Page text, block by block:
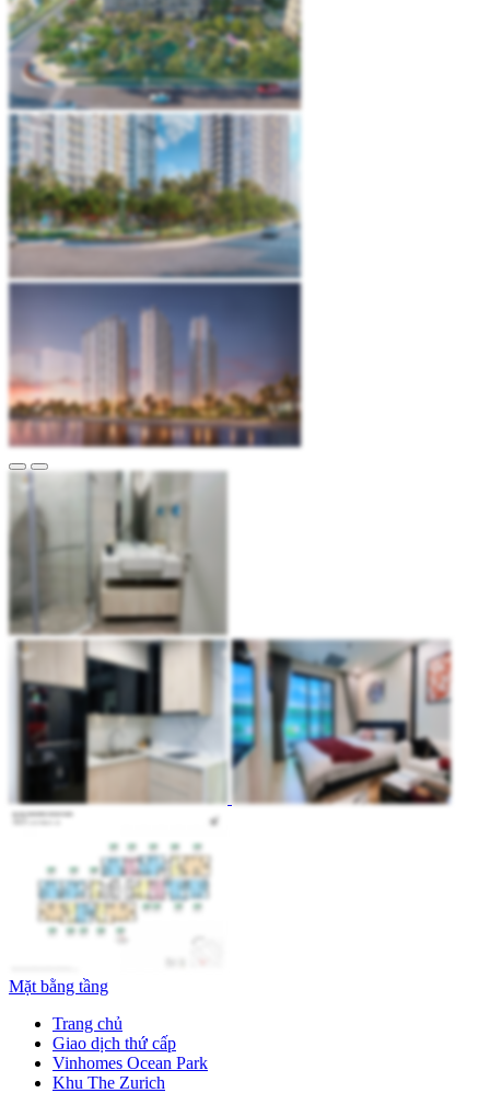
Mặt bằng tầng
Trang chủ
Giao dịch thứ cấp
Vinhomes Ocean Park
Khu The Zurich